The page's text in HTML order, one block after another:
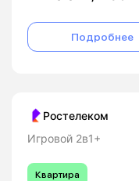
Подробнее
Ростелеком
Игровой 2в1+
Квартира